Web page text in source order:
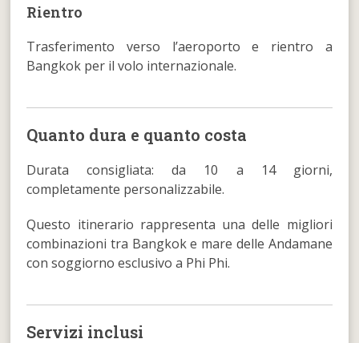
Rientro
Trasferimento verso l’aeroporto e rientro a
Bangkok per il volo internazionale.
Quanto dura e quanto costa
Durata consigliata: da 10 a 14 giorni,
completamente personalizzabile.
Questo itinerario rappresenta una delle migliori
combinazioni tra Bangkok e mare delle Andamane
con soggiorno esclusivo a Phi Phi.
Servizi inclusi